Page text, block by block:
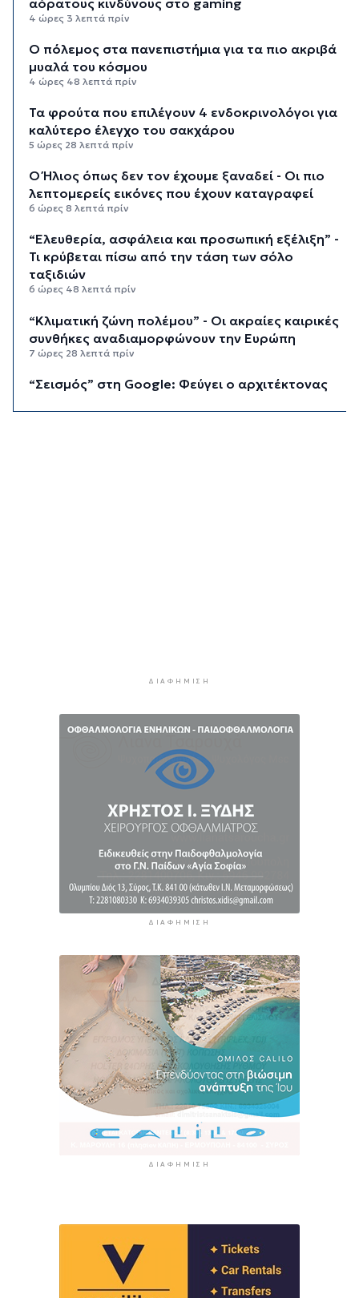
4 ώρες 3 λεπτά πρίν
Ο πόλεμος στα πανεπιστήμια για τα πιο ακριβά
μυαλά του κόσμου
4 ώρες 48 λεπτά πρίν
Τα φρούτα που επιλέγουν 4 ενδοκρινολόγοι για
καλύτερο έλεγχο του σακχάρου
5 ώρες 28 λεπτά πρίν
Ο Ήλιος όπως δεν τον έχουμε ξαναδεί - Οι πιο
λεπτομερείς εικόνες που έχουν καταγραφεί
6 ώρες 8 λεπτά πρίν
“Ελευθερία, ασφάλεια και προσωπική εξέλιξη” -
Τι κρύβεται πίσω από την τάση των σόλο
ταξιδιών
6 ώρες 48 λεπτά πρίν
“Κλιματική ζώνη πολέμου” - Οι ακραίες καιρικές
συνθήκες αναδιαμορφώνουν την Ευρώπη
7 ώρες 28 λεπτά πρίν
“Σεισμός” στη Google: Φεύγει ο αρχιτέκτονας
Αυξήθηκαν οι Έλληνες που αποφάσισαν να
διακόψουν το κάπνισμα
ΔΙΑΦΉΜΙΣΗ
ΔΙΑΦΉΜΙΣΗ
ΔΙΑΦΉΜΙΣΗ